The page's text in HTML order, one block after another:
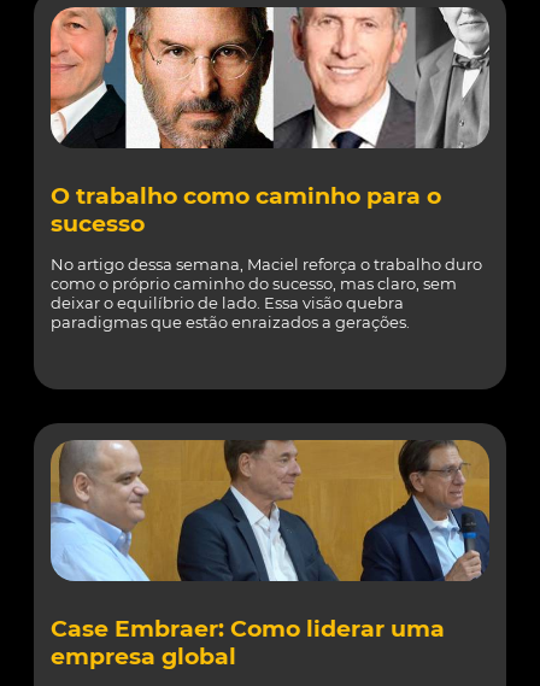
O trabalho como caminho para o
sucesso
No artigo dessa semana, Maciel reforça o trabalho duro
como o próprio caminho do sucesso, mas claro, sem
deixar o equilíbrio de lado. Essa visão quebra
paradigmas que estão enraizados a gerações.
Case Embraer: Como liderar uma
empresa global